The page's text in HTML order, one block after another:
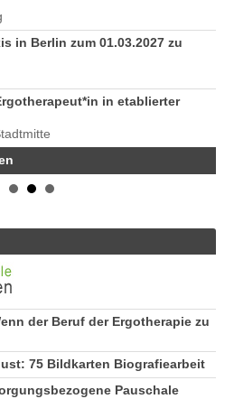
in Berlin zum 01.03.2027 zu
in etablierter
der Beruf der Ergotherapie zu
75 Bildkarten Biografiearbeit
Pauschale